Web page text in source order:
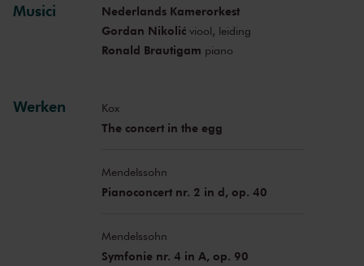
Musici
Nederlands Kamerorkest
Gordan Nikolićviool, leiding
Ronald Brautigam piano
Werken Kox
The concert in the egg
Mendelssohn
Pianoconcert nr. 2 in d, op. 40
Mendelssohn
Symfonie nr. 4 in A, op. 90